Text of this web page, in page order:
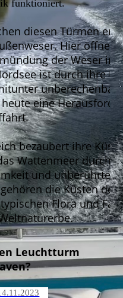
funktioniert.
diesen Türmen
Hier öffnet
der Weser in
ist durch ihre
eine
bezaubert ihre
Wattenmeer durch
und unberührte
die Küsten
Flora und
Leuchtturm